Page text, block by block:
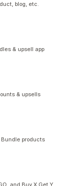
blog, etc.
& upsell app
& upsells
Bundle products
and Buy X Get Y